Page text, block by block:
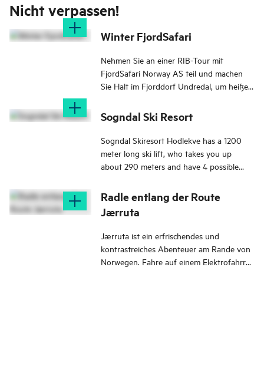
Nicht verpassen!
Winter FjordSafari
Nehmen Sie an einer RIB-Tour mit
FjordSafari Norway AS teil und machen
Sie Halt im Fjorddorf Undredal, um heiße
Ziegenkäse zu probieren.
Sogndal Ski Resort
Sogndal Skiresort Hodlekve has a 1200
meter long ski lift, who takes you up
about 290 meters and have 4 possible
waiting for you!
Radle entlang der Route
Jærruta
Jærruta ist ein erfrischendes und
kontrastreiches Abenteuer am Rande von
Norwegen. Fahre auf einem Elektrofahrrad